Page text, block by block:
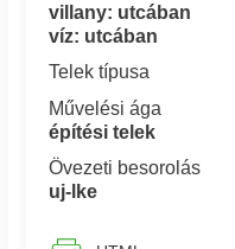
villany: utcában
víz: utcában
Telek típusa
Művelési ága
építési telek
Övezeti besorolás
uj-lke